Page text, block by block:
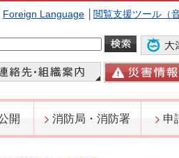
Foreign Language 閲覧支援ツール（
開 消防局・消防署 申